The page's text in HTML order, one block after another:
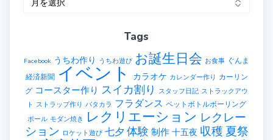
イ
Tags
Facebook うちわ作り うちわ遊び お誕生日会 お食事 ぐんま
経済新聞 イベント カラオケ カレンダー作り カーリン
グ コースター作り スイカ割り スタッフ日記 ストラックアウ
ト ストラップ作り パタカラ フラダンス ペットボトルボーリング
ボール モダン焼き レクリエーション レクレー
ション ロケット遊び 七夕 体験 制作 十五夜 収穫 夏祭